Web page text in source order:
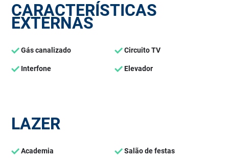
CARACTERÍSTICAS
EXTERNAS
Gás canalizado Circuito TV
Interfone Elevador
LAZER
Academia Salão de festas